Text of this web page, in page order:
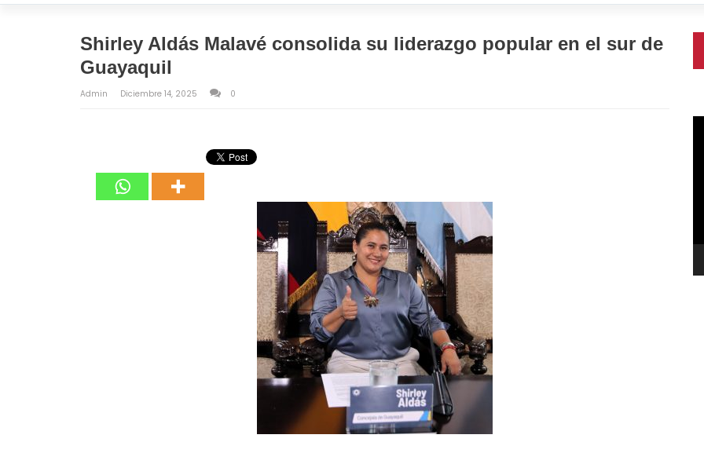
Shirley Aldás Malavé consolida su liderazgo popular en el sur de
Guayaquil
Admin Diciembre 14, 2025 0